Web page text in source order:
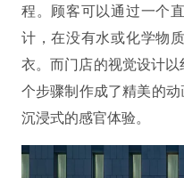
程。顾客可以通过一个
计，在没有水或化学物
衣。而门店的视觉设计
个步骤制作成了精美的
沉浸式的感官体验。